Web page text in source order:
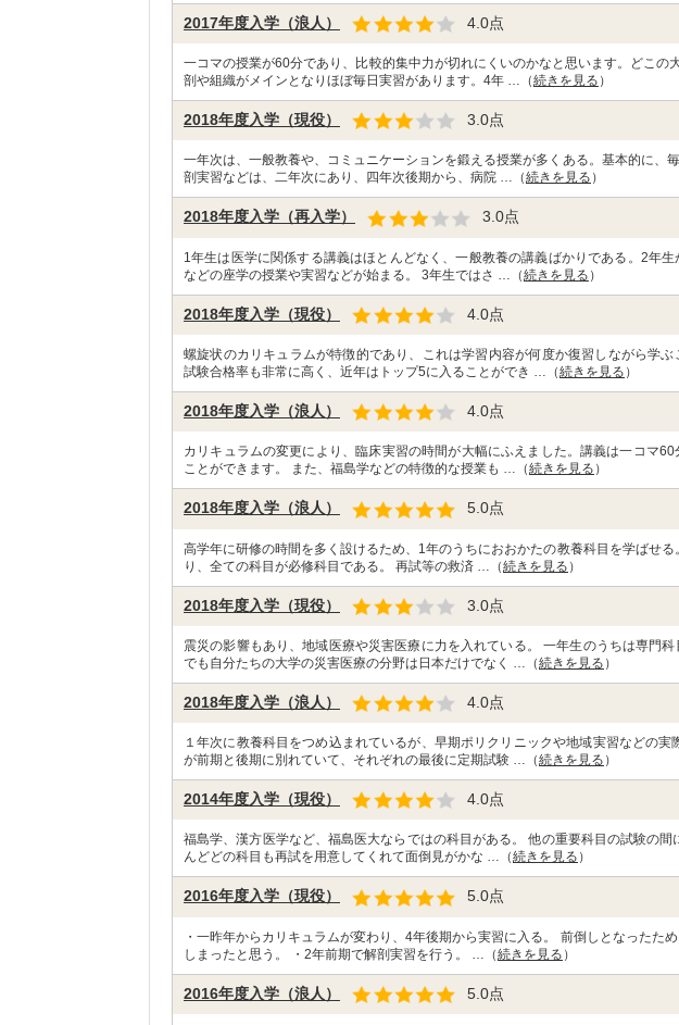
2017年度入学（浪人） 4.0点
一コマの授業が60分であり、比較的集中力が切れにくいのかなと思います。どこの
剖や組織がメインとなりほぼ毎日実習があります。4年 …（続きを見る ）
2018年度入学（現役） 3.0点
一年次は、一般教養や、コミュニケーションを鍛える授業が多くある。基本的に、
剖実習などは、二年次にあり、四年次後期から、病院 …（続きを見る ）
2018年度入学（再入学） 3.0点
1年生は医学に関係する講義はほとんどなく、一般教養の講義ばかりである。2年
などの座学の授業や実習などが始まる。 3年生ではさ …（続きを見る ）
2018年度入学（現役） 4.0点
螺旋状のカリキュラムが特徴的であり、これは学習内容が何度か復習しながら学
試験合格率も非常に高く、近年はトップ5に入ることができ …（続きを見る ）
2018年度入学（浪人） 4.0点
カリキュラムの変更により、臨床実習の時間が大幅にふえました。講義は一コマ
ことができます。 また、福島学などの特徴的な授業も …（続きを見る ）
2018年度入学（浪人） 5.0点
高学年に研修の時間を多く設けるため、1年のうちにおおかたの教養科目を学ばせ
り、全ての科目が必修科目である。 再試等の救済 …（続きを見る ）
2018年度入学（現役） 3.0点
震災の影響もあり、地域医療や災害医療に力を入れている。 一年生のうちは専門
でも自分たちの大学の災害医療の分野は日本だけでなく …（続きを見る ）
2018年度入学（浪人） 4.0点
１年次に教養科目をつめ込まれているが、早期ポリクリニックや地域実習などの
が前期と後期に別れていて、それぞれの最後に定期試験 …（続きを見る ）
2014年度入学（現役） 4.0点
福島学、漢方医学など、福島医大ならではの科目がある。 他の重要科目の試験の間
んどどの科目も再試を用意してくれて面倒見がかな …（続きを見る ）
2016年度入学（現役） 5.0点
・一昨年からカリキュラムが変わり、4年後期から実習に入る。 前倒しとなったた
しまったと思う。 ・2年前期で解剖実習を行う。 …（続きを見る ）
2016年度入学（浪人） 5.0点